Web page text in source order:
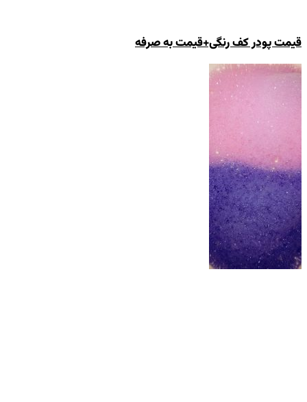
قیمت پودر کف رنگی+قیمت به صرفه